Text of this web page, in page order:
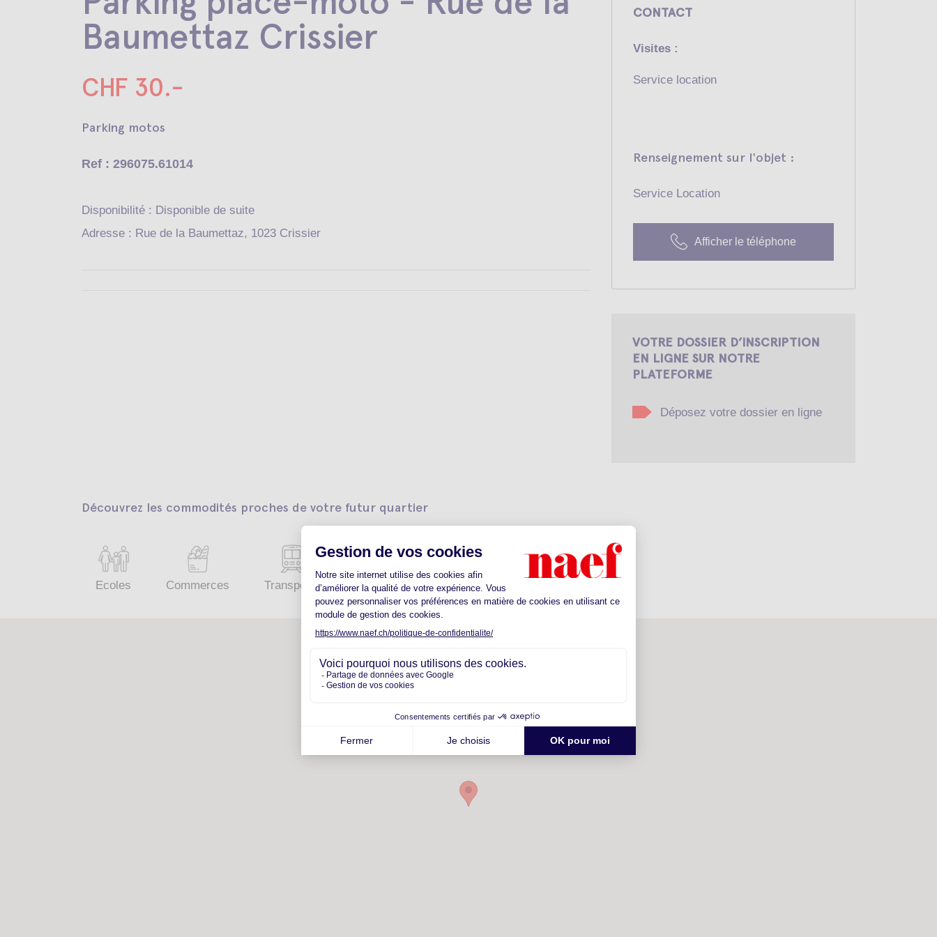
Baumettaz Crissier
CHF 30.-
Parking motos
Ref : 296075.61014
Disponibilité : Disponible de suite
Adresse : Rue de la Baumettaz, 1023 Crissier
CONTACT
Visites :
Service location
Renseignement sur l'objet :
Service Location
Afficher le téléphone
VOTRE DOSSIER D’INSCRIPTION
EN LIGNE SUR NOTRE
PLATEFORME
Déposez votre dossier en ligne
Découvrez les commodités proches de votre futur quartier
Ecoles Commerces Transports Sante Parkings Restaurants